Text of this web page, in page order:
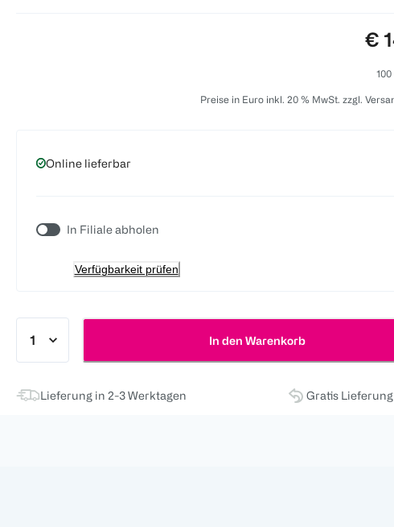
€
Preise in Euro inkl. 20 % MwSt. zzgl.
Online lieferbar
In Filiale abholen
Verfügbarkeit prüfen
In den Warenkorb
Lieferung in 2-3 Werktagen Gratis